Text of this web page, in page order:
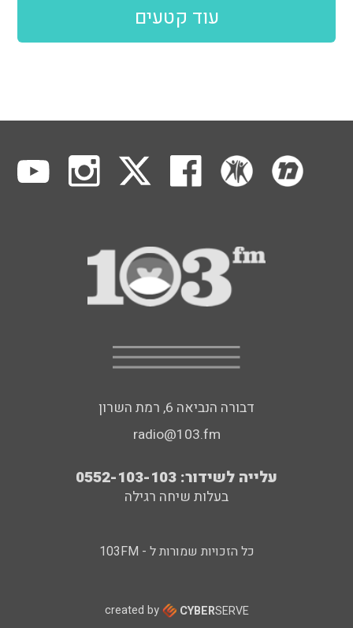
עוד קטעים
דבורה הנביאה 6, רמת השרון
radio@103.fm
עלייה לשידור: 0552-103-103
בעלות שיחה רגילה
כל הזכויות שמורות ל - 103FM
created by CYBERSERVE